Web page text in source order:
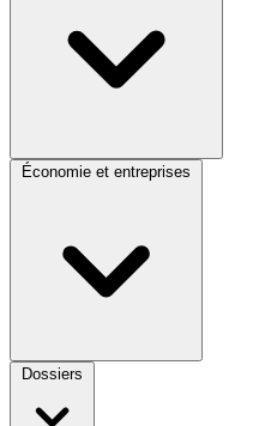
Économie et entreprises
Dossiers